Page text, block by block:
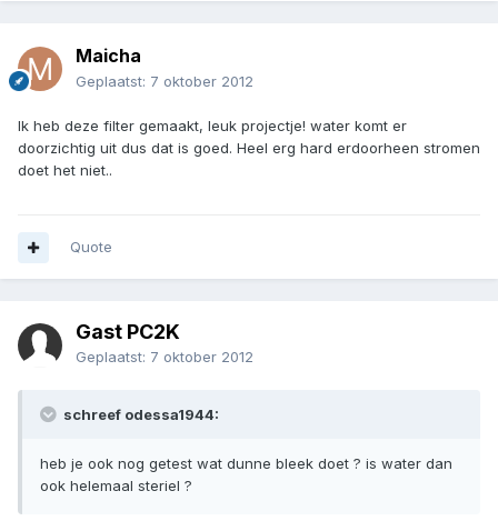
Maicha
Geplaatst: 7 oktober 2012
Ik heb deze filter gemaakt, leuk projectje! water komt er
doorzichtig uit dus dat is goed. Heel erg hard erdoorheen stromen
doet het niet..
Quote
Gast PC2K
Geplaatst: 7 oktober 2012
schreef odessa1944:
heb je ook nog getest wat dunne bleek doet ? is water dan
ook helemaal steriel ?